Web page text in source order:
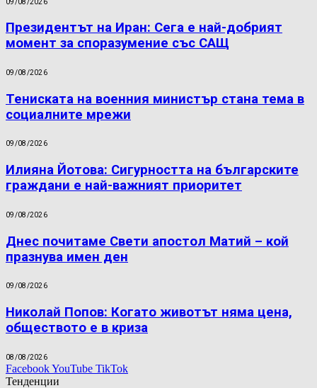
Президентът на Иран: Сега е най-добрият
момент за споразумение със САЩ
09/08/2026
Тениската на военния министър стана тема в
социалните мрежи
09/08/2026
Илияна Йотова: Сигурността на българските
граждани е най-важният приоритет
09/08/2026
Днес почитаме Свети апостол Матий – кой
празнува имен ден
09/08/2026
Николай Попов: Когато животът няма цена,
обществото е в криза
08/08/2026
FacebookYouTube TikTok
Тенденции